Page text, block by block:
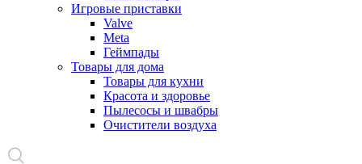
Игровые приставки
Valve
Meta
Геймпады
Товары для дома
Товары для кухни
Красота и здоровье
Пылесосы и швабры
Очистители воздуха